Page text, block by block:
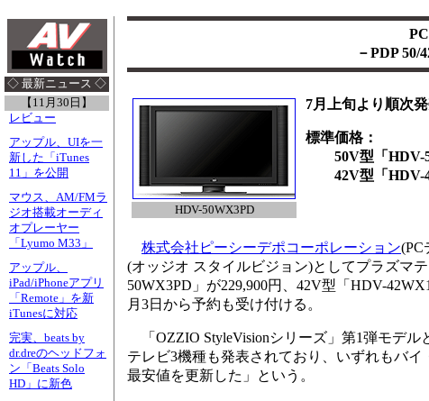
◇ 最新ニュース ◇
【11月30日】
レビュー
アップル、UIを一
新した「iTunes
11」を公開
マウス、AM/FMラ
ジオ搭載オーディ
オプレーヤー
「Lyumo M33」
アップル、
iPad/iPhoneアプリ
「Remote」を新
iTunesに対応
完実、beats by
dr.dreのヘッドフォ
ン「Beats Solo
HD」に新色
－PDP 50/
HDV-50WX3PD
7月上旬より順次
標準価格：
50V型「HDV-
42V型「HDV-
株式会社ピーシーデポコーポレーション(PC
(オッジオ スタイルビジョン)としてプラズマ
50WX3PD」が229,900円、42V型「HDV-
月3日から予約も受け付ける。
「OZZIO StyleVisionシリーズ」第1弾モデ
テレビ3機種も発表されており、いずれもバ
最安値を更新した」という。